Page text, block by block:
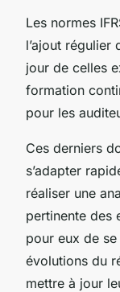
Les normes
l’ajout régulier
jour de celles
formation
pour les
Ces derniers
s’adapter
réaliser une
pertinente des
pour eux de
évolutions du
mettre à jour